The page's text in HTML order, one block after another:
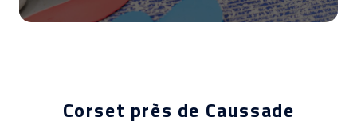
Corset près de Caussade